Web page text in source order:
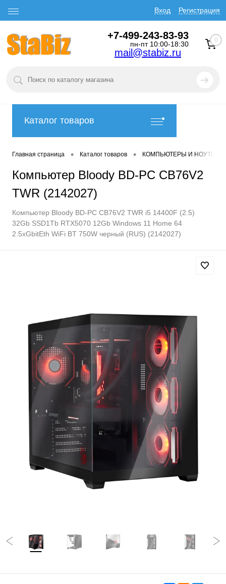
Вход Регистрация
+7-499-243-83-93
пн-пт 10:00-18:30
mail@stabiz.ru
0
Каталог товаров
Главная страница • Каталог товаров • КОМПЬЮТЕРЫ И
Компьютер Bloody BD-PC CB76V2
TWR (2142027)
Компьютер Bloody BD-PC CB76V2 TWR i5 14400F (2.5)
32Gb SSD1Tb RTX5070 12Gb Windows 11 Home 64
2.5xGbitEth WiFi BT 750W черный (RUS) (2142027)